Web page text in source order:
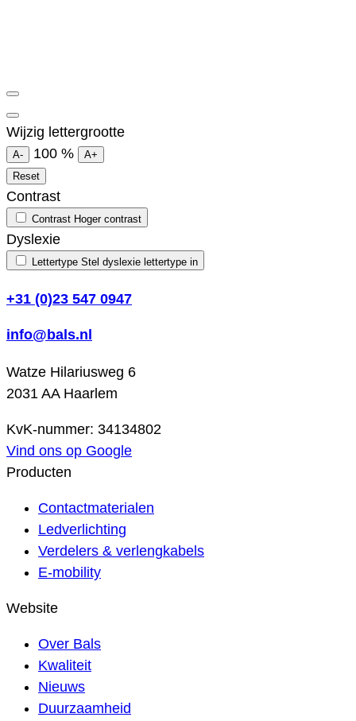
Wijzig lettergrootte
A- 100 %
A+
Reset
Contrast
Contrast Hoger contrast
Dyslexie
Lettertype Stel dyslexie lettertype in
+31 (0)23 547 0947
info@bals.nl
Watze Hilariusweg 6
2031 AA Haarlem
KvK-nummer: 34134802
Vind ons op Google
Producten
Contactmaterialen
Ledverlichting
Verdelers & verlengkabels
E-mobility
Website
Over Bals
Kwaliteit
Nieuws
Duurzaamheid